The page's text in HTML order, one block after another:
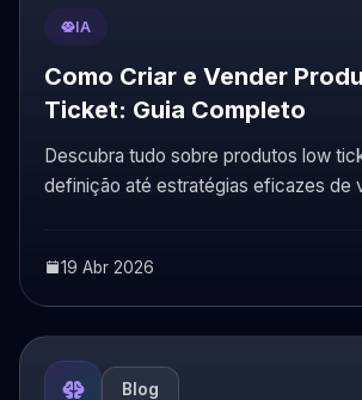
IA
Como Criar e Vender
Ticket: Guia Completo
Descubra tudo sobre produtos low
definição até estratégias eficazes de
19 Abr 2026
Blog